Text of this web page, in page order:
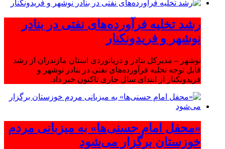
رشد تخلیه فرآورده‌های نفتی در بنادر
نوشهر و فریدونکنار
نوشهر – مدیرکل بنادر و دریانوردی استان مازندران از رشد
قابل توجه تخلیه فرآورده‌های نفتی در بنادر نوشهر و
فریدونکنار از ابتدای سال جاری تاکنون خبر داد.
«محفل امام حسنی‌ها» به میزبانی مردم
خوزستان برگزار می‌شود